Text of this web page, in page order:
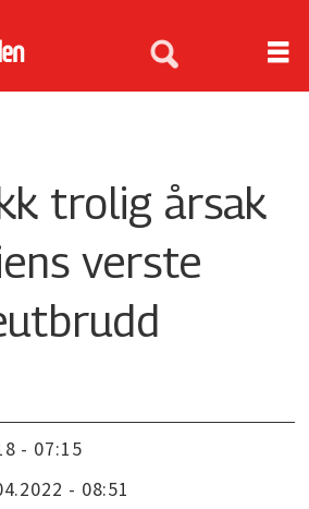
trolig årsak
verste
- 07:15
- 08:51